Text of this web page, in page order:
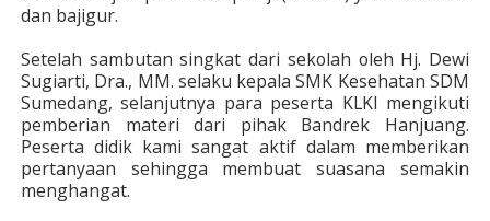
dan bajigur.
Setelah sambutan singkat dari sekolah oleh Hj. Dewi
Sugiarti, Dra., MM. selaku kepala SMK Kesehatan SDM
Sumedang, selanjutnya para peserta KLKI mengikuti
pemberian materi dari pihak Bandrek Hanjuang.
Peserta didik kami sangat aktif dalam memberikan
pertanyaan sehingga membuat suasana semakin
menghangat.